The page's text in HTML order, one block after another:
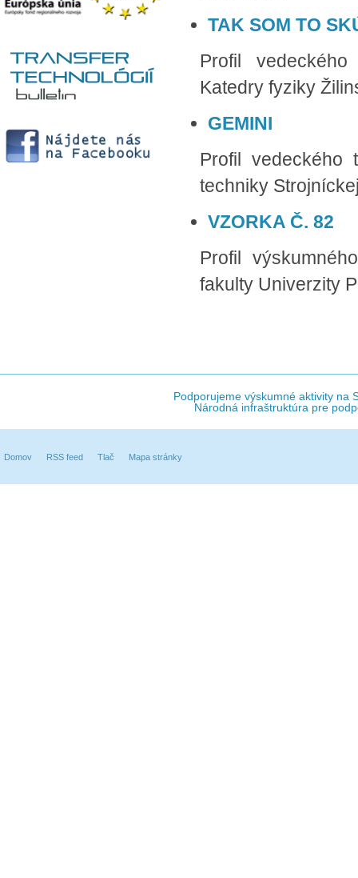
TAK SOM TO
Profil
Katedry fyziky
GEMINI
Profil vedeckého
techniky
VZORKA Č. 82
Profil
fakulty Univerzity
Podporujeme výskumné aktivity na
Národná infraštruktúra pre
Domov RSS feed Tlač Mapa stránky